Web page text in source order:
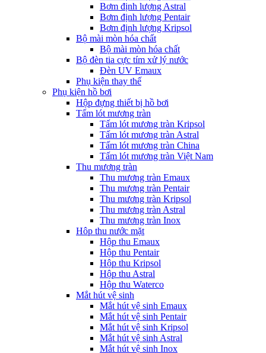
Bơm định lượng Astral
Bơm định lượng Pentair
Bơm định lượng Kripsol
Bộ mài mòn hóa chất
Bộ mài mòn hóa chất
Bộ đèn tia cực tím xử lý nước
Đèn UV Emaux
Phụ kiện thay thế
Phụ kiện hồ bơi
Hộp đựng thiết bị hồ bơi
Tấm lót mương tràn
Tấm lót mương tràn Kripsol
Tấm lót mương tràn Astral
Tấm lót mương tràn China
Tấm lót mương tràn Việt Nam
Thu mương tràn
Thu mương tràn Emaux
Thu mương tràn Pentair
Thu mương tràn Kripsol
Thu mương tràn Astral
Thu mương tràn Inox
Hôp thu nước mặt
Hộp thu Emaux
Hộp thu Pentair
Hộp thu Kripsol
Hộp thu Astral
Hộp thu Waterco
Mắt hút vệ sinh
Mắt hút vệ sinh Emaux
Mắt hút vệ sinh Pentair
Mắt hút vệ sinh Kripsol
Mắt hút vệ sinh Astral
Mắt hút vệ sinh Inox